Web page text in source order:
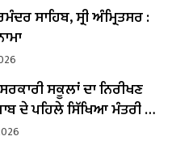
ਸਾਹਿਬ, ਸ੍ਰੀ ਅੰਮ੍ਰਿਤਸਰ :
ਸਕੂਲਾਂ ਦਾ ਨਿਰੀਖਣ
ਦੇ ਪਹਿਲੇ ਸਿੱਖਿਆ ਮੰਤਰੀ ਬਣੇ